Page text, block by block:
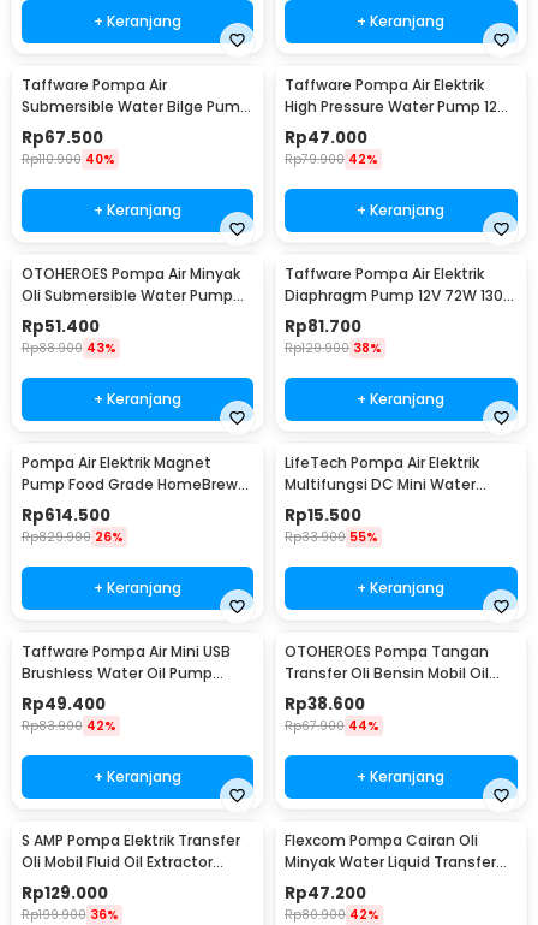
+ Keranjang + Keranjang
Taffware Pompa Air
Submersible Water Bilge Pump
12 V - CH8028
Rp67.500
Rp110.900 40%
+ Keranjang
Taffware Pompa Air Elektrik
High Pressure Water Pump 12V
3.5L/min - DP-521
Rp47.000
Rp79.900 42%
+ Keranjang
OTOHEROES Pompa Air Minyak
Oli Submersible Water Pump
12V - YB-028
Rp51.400
Rp88.900 43%
+ Keranjang
Taffware Pompa Air Elektrik
Diaphragm Pump 12V 72W 130
PSI - DP-538
Rp81.700
Rp129.900 38%
+ Keranjang
Pompa Air Elektrik Magnet
Pump Food Grade HomeBrew
Wine 10W 19L/Min - MP-15RM
Rp614.500
Rp829.900 26%
+ Keranjang
LifeTech Pompa Air Elektrik
Multifungsi DC Mini Water
Pump 4.8W 12V - 365B-7
Rp15.500
Rp33.900 55%
+ Keranjang
Taffware Pompa Air Mini USB
Brushless Water Oil Pump
Submersible 5V - QR30A
Rp49.400
Rp83.900 42%
+ Keranjang
OTOHEROES Pompa Tangan
Transfer Oli Bensin Mobil Oil
Pump - NC01
Rp38.600
Rp67.900 44%
+ Keranjang
S AMP Pompa Elektrik Transfer
Oli Mobil Fluid Oil Extractor
Pump 12V - A3
Rp129.000
Rp199.900 36%
Flexcom Pompa Cairan Oli
Minyak Water Liquid Transfer
Pump - JT-600
Rp47.200
Rp80.900 42%